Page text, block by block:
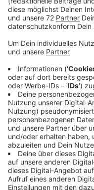
Anzeige
Höfläden im Kreis
Weihnachten, weil
wichtig sind. Das ist
Herzkamp in
Kunden einstellt.
mit einem Ansturm in
Grund: Viele
und Zeit zum
Kunden bereit etwas
Lebensmittel
Skandale haben den